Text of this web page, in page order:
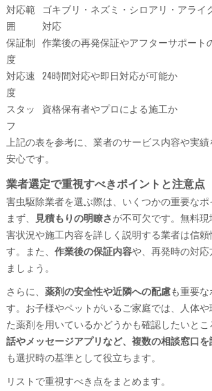
対応範
囲
ゴキブリ・ネズミ・シロアリ・アライ
対応
保証制
度
作業後の再発保証やアフターサポート
対応速
度
24時間対応や即日対応が可能か
スタッ
フ
資格保有者やプロによる施工か
上記の表を参考に、業者のサービス内容や実
安心です。
業者選定で重視すべきポイントと注意点
害虫駆除業者を選ぶ際は、いくつかの重要なポ
まず、
見積もりの明瞭さが不可欠です。無料
害状況や施工内容を詳しく説明する業者は信頼
す。また、 作業後の保証内容や、再発時の対
ましょう。
さらに、 薬剤の安全性や近隣への配慮も重要な
す。お子様やペットがいるご家庭では、人体や
た薬剤を用いているかどうかも確認したいとこ
話やメッセージアプリなど、複数の相談窓口
も選択時の基準として役立ちます。
リストで重視すべき点をまとめます。